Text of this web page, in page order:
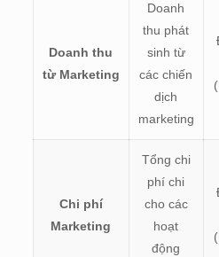
Doanh thu
từ Marketing
Doanh
thu phát
sinh từ
các chiến
dịch
marketing
Chi phí
Marketing
Tổng chi
phí chi
cho các
hoạt
động